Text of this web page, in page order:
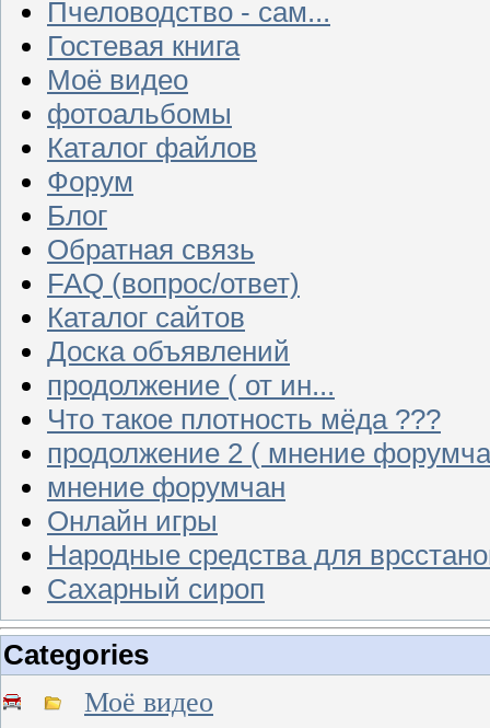
Пчеловодство - сам...
Гостевая книга
Моё видео
фотоальбомы
Каталог файлов
Форум
Блог
Обратная связь
FAQ (вопрос/ответ)
Каталог сайтов
Доска объявлений
продолжение ( от ин...
Что такое плотность мёда ???
продолжение 2 ( мнение
мнение форумчан
Онлайн игры
Народные средства для
Сахарный сироп
Categories
Моё видео